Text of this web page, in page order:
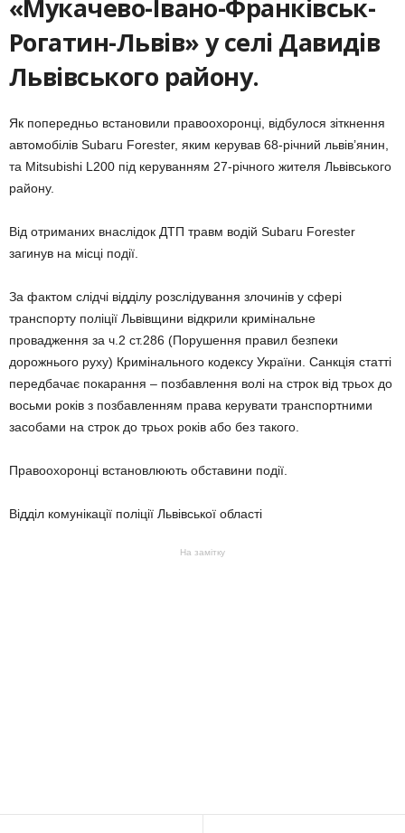
«Мукачево-Івано-Франківськ-
Рогатин-Львів» у селі Давидів
Львівського району.
Як попередньо встановили правоохоронці, відбулося зіткнення
автомобілів Subaru Forester, яким керував 68-річний львів’янин,
та Mitsubishi L200 під керуванням 27-річного жителя Львівського
району.
Від отриманих внаслідок ДТП травм водій Subaru Forester
загинув на місці події.
За фактом слідчі відділу розслідування злочинів у сфері
транспорту поліції Львівщини відкрили кримінальне
провадження за ч.2 ст.286 (Порушення правил безпеки
дорожнього руху) Кримінального кодексу України. Санкція статті
передбачає покарання – позбавлення волі на строк від трьох до
восьми років з позбавленням права керувати транспортними
засобами на строк до трьох років або без такого.
Правоохоронці встановлюють обставини події.
Відділ комунікації поліції Львівської області
На замітку